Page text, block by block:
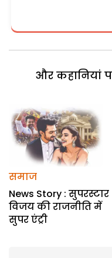
और कहानियां
समाज
News Story : सुपरस्टार
विजय की राजनीति में
सुपर एंट्री